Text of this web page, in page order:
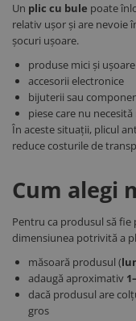
Un plic cu bule poate
relativ ușor și are nevoie
șocuri ușoare.
produse mici și ușoare
accesorii electronice
bijuterii sau
piese care nu
În aceste situații, plicul
reduce costurile de
Cum alegi
Pentru ca produsul să
dimensiunea potrivită a
măsoară produsul (
adaugă aproximativ
dacă produsul are
gros